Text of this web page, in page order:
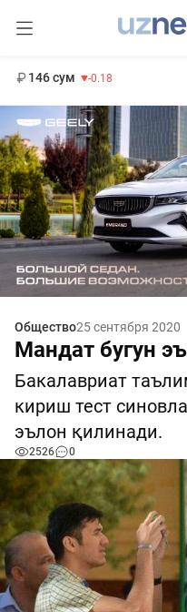
146 сум -0.18
Общество25 сентября 2020
Мандат бугун
Бакалавриат
кириш тест
эълон қилинади.
2526 0